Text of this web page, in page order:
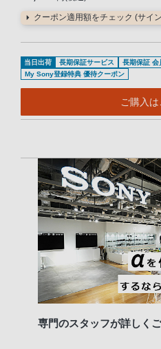
クーポン適用額をチェック (サイ
当日出荷 長期保証サービス 長期保証 会
My Sony登録特典 優待クーポン
ご購入は
専門のスタッフが詳しく